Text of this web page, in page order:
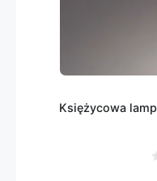
Księżycowa